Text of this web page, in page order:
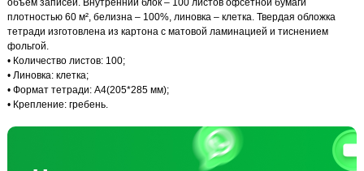
плотностью 60 м², белизна – 100%, линовка – клетка. Твердая обложка
тетради изготовлена из картона с матовой ламинацией и тиснением
фольгой.
• Количество листов: 100;
• Линовка: клетка;
• Формат тетради: А4(205*285 мм);
• Крепление: гребень.